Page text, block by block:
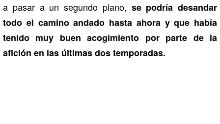
a pasar a un segundo plano, se podría desandar
todo el camino andado hasta ahora y que había
tenido muy buen acogimiento por parte de la
afición en las últimas dos temporadas.